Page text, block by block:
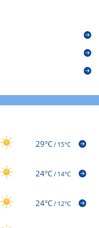
29°C/15°C
24°C/14°C
24°C/12°C